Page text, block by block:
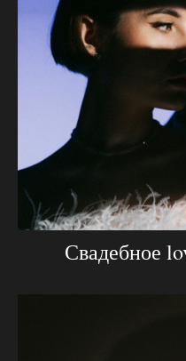
Свадебное